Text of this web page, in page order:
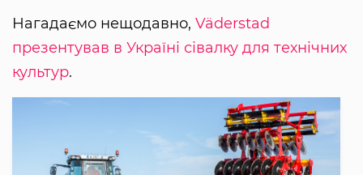
Нагадаємо нещодавно, Väderstad
презентував в Україні сівалку для технічних
культур.